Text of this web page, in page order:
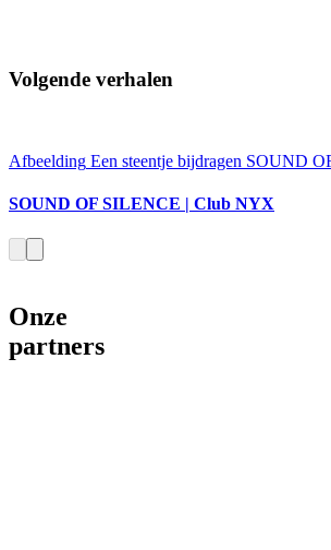
Volgende verhalen
Afbeelding Een steentje bijdragen SOUND
SOUND OF SILENCE | Club NYX
Onze
partners